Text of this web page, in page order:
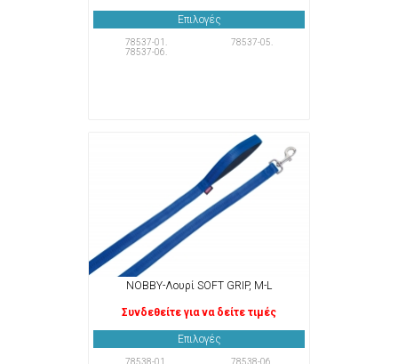
Επιλογές
78537-01.
78537-05.
78537-06.
NOBBY-Λουρί SOFT GRIP, M-L
Συνδεθείτε για να δείτε τιμές
Επιλογές
78538-01. 78538-06.